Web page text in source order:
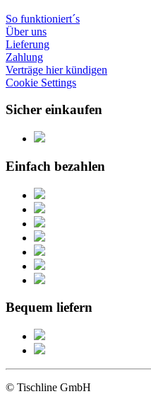
So funktioniert´s
Über uns
Lieferung
Zahlung
Verträge hier kündigen
Cookie Settings
Sicher einkaufen
Einfach bezahlen
Bequem liefern
© Tischline GmbH